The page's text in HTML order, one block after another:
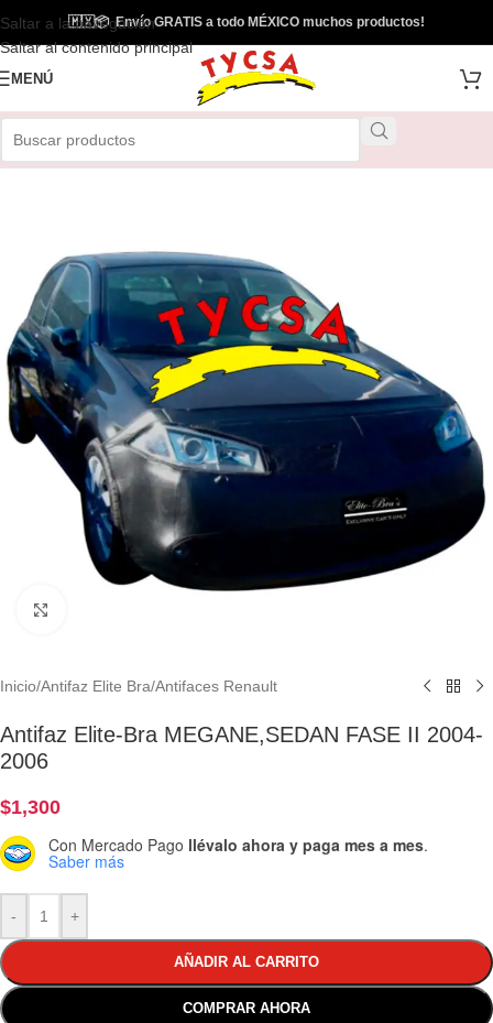
Saltar a la navegación
Saltar al contenido principal
🇲🇽📦Envío GRATIS a todo MÉXICO muchos productos!
MENÚ
Inicio/Antifaz Elite Bra/Antifaces Renault
Antifaz Elite-Bra MEGANE,SEDAN FASE II 2004-
2006
$1,300
Con Mercado Pago llévalo ahora y paga mes a mes.
Saber más
- +
AÑADIR AL CARRITO
COMPRAR AHORA